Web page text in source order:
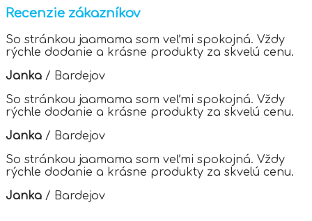
variants.
The
options
may
be
chosen
on
the
product
page
Recenzie zákazníkov
So stránkou jaamama som veľmi spokojná. Vždy
rýchle dodanie a krásne produkty za skvelú cenu.
Janka / Bardejov
So stránkou jaamama som veľmi spokojná. Vždy
rýchle dodanie a krásne produkty za skvelú cenu.
Janka / Bardejov
So stránkou jaamama som veľmi spokojná. Vždy
rýchle dodanie a krásne produkty za skvelú cenu.
Janka / Bardejov